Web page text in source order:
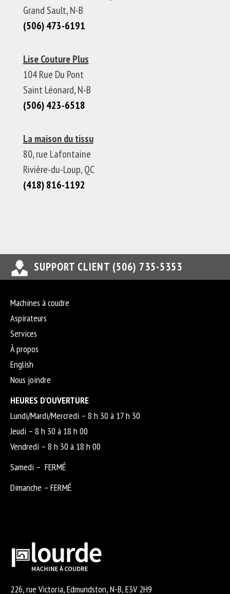
Grand Sault, N-B
(506) 473-6191
Lise Couture Plus
104 Rue Du Pont
Saint Léonard, N-B
(506) 423-6518
La maison du tissu
80, rue Lafontaine
Rivière-du-Loup, QC
(418) 816-1192
SUPPORT CLIENT (506) 735-5353
Machines à coudre
Aspirateurs
Services
À propos
English
Nous joindre
HEURES D’OUVERTURE
Lundi/Mardi/Mercredi – 8 h 30 à 17 h 30
Jeudi – 8 h 30 à 18 h 00
Vendredi – 8 h 30 à 18 h 00
Samedi – FERMÉ
Dimanche – FERMÉ
226, rue Victoria, Edmundston, N-B, E3V 2H9